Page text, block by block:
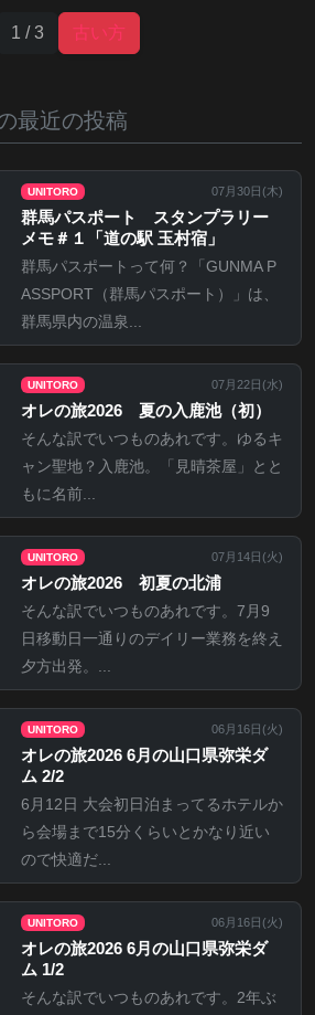
1 / 3 古い方
最近の投稿
UNITORO 07月30日(木)
群馬パスポート スタンプラリー
メモ＃１「道の駅 玉村宿」
群馬パスポートって何？「GUNMA P
ASSPORT（群馬パスポート）」は、
群馬県内の温泉...
UNITORO 07月22日(水)
オレの旅2026 夏の入鹿池（初）
そんな訳でいつものあれです。ゆるキ
ャン聖地？入鹿池。「見晴茶屋」とと
もに名前...
UNITORO 07月14日(火)
オレの旅2026 初夏の北浦
そんな訳でいつものあれです。7月9
日移動日一通りのデイリー業務を終え
夕方出発。...
UNITORO 06月16日(火)
オレの旅2026 6月の山口県弥栄ダ
ム 2/2
6月12日 大会初日泊まってるホテルか
ら会場まで15分くらいとかなり近い
ので快適だ...
UNITORO 06月16日(火)
オレの旅2026 6月の山口県弥栄ダ
ム 1/2
そんな訳でいつものあれです。2年ぶ